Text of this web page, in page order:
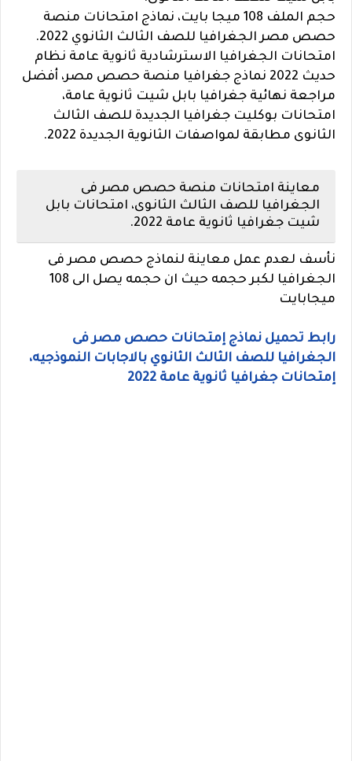
حجم الملف 108 ميجا بايت، نماذج امتحانات منصة
حصص مصر الجغرافيا للصف الثالث الثانوي 2022.
امتحانات الجغرافيا الاسترشادية ثانوية عامة نظام
حديث 2022 نماذج جغرافيا منصة حصص مصر، أفضل
مراجعة نهائية جغرافيا بابل شيت ثانوية عامة،
امتحانات بوكليت جغرافيا الجديدة للصف الثالث
الثانوى مطابقة لمواصفات الثانوية الجديدة 2022.
معاينة امتحانات منصة حصص مصر فى
الجغرافيا للصف الثالث الثانوى، امتحانات بابل
شيت جغرافيا ثانوية عامة 2022.
نأسف لعدم عمل معاينة لنماذج حصص مصر فى
الجغرافيا لكبر حجمه حيث ان حجمه يصل الى 108
ميجابايت
رابط تحميل نماذج إمتحانات حصص مصر فى
الجغرافيا للصف الثالث الثانوي بالاجابات النموذجيه،
إمتحانات جغرافيا ثانوية عامة 2022